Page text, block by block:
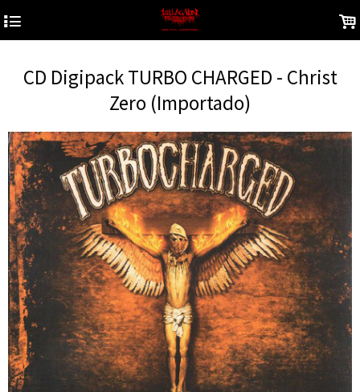
4 .
CD Digipack TURBO CHARGED - Christ
Zero (Importado)